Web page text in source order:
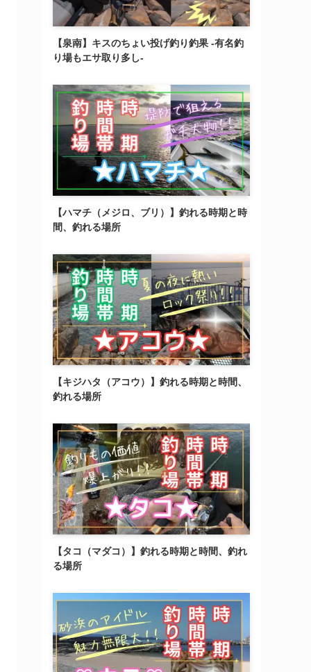
【泉南】キスのちょい投げ釣り釣果 -有名釣
り場もエサ取り多し-
【ハマチ（メジロ、ブリ）】釣れる時期と時
間、釣れる場所
【キジハタ（アコウ）】釣れる時期と時間、
釣れる場所
【タコ（マダコ）】釣れる時期と時間、釣れ
る場所